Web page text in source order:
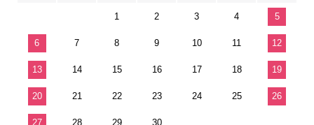
1 2 3 4 5
6 7 8 9 10 11 12
13 14 15 16 17 18 19
20 21 22 23 24 25 26
27 28 29 30